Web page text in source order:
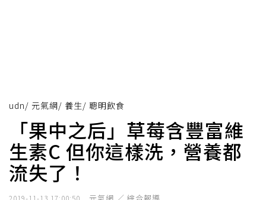
udn/ 元氣網/ 養生/ 聰明飲食
「果中之后」草莓含豐富維
生素C 但你這樣洗，營養都
流失了！